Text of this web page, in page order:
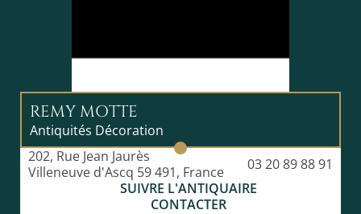
REMY MOTTE
Antiquités Décoration
202, Rue Jean Jaurès
Villeneuve d'Ascq 59 491, France
03 20 89 88 91
SUIVRE L'ANTIQUAIRE
CONTACTER